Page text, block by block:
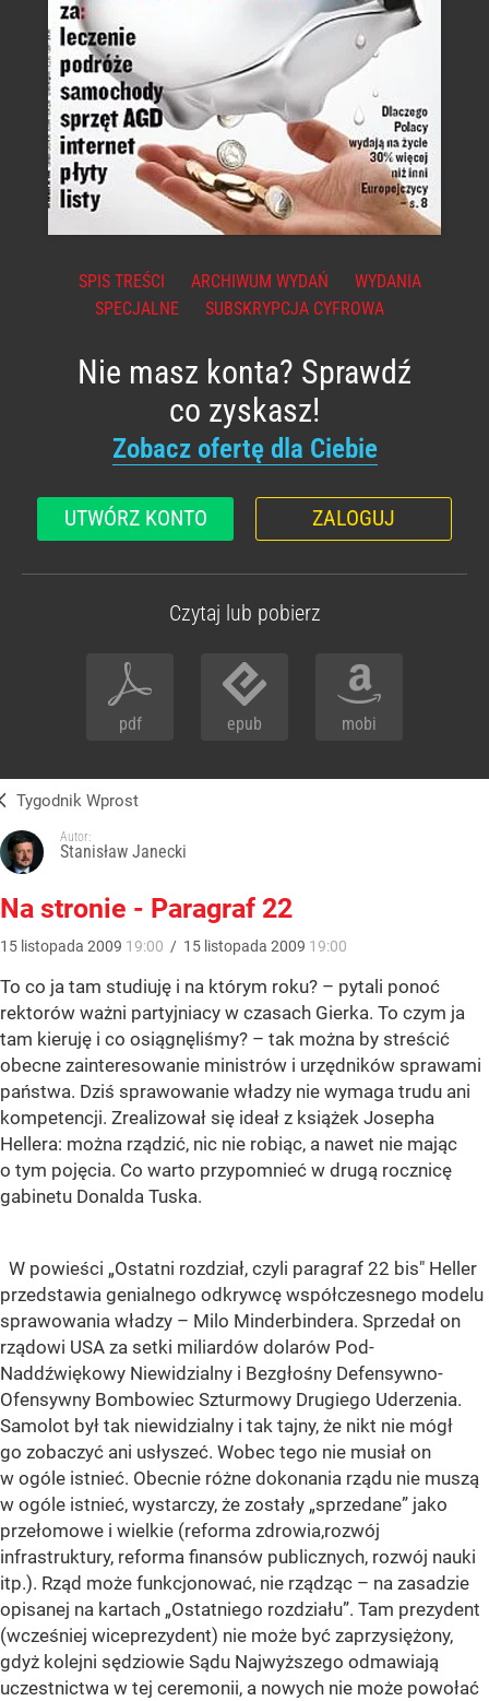
SPIS TREŚCI ARCHIWUM WYDAŃ
WYDANIA
SPECJALNE
SUBSKRYPCJA CYFROWA
Nie masz konta? Sprawdź
co zyskasz!
Zobacz ofertę dla Ciebie
UTWÓRZ KONTO ZALOGUJ
Czytaj lub pobierz
pdf epub mobi
Tygodnik Wprost
Autor:
Stanisław Janecki
Na stronie - Paragraf 22
15 listopada 2009 19:00 / 15 listopada 2009 19:00
To co ja tam studiuję i na którym roku? – pytali ponoć
rektorów ważni partyjniacy w czasach Gierka. To czym ja
tam kieruję i co osiągnęliśmy? – tak można by streścić
obecne zainteresowanie ministrów i urzędników sprawami
państwa. Dziś sprawowanie władzy nie wymaga trudu ani
kompetencji. Zrealizował się ideał z książek Josepha
Hellera: można rządzić, nic nie robiąc, a nawet nie mając
o tym pojęcia. Co warto przypomnieć w drugą rocznicę
gabinetu Donalda Tuska.
W powieści „Ostatni rozdział, czyli paragraf 22 bis" Heller
przedstawia genialnego odkrywcę współczesnego modelu
sprawowania władzy – Milo Minderbindera. Sprzedał on
rządowi USA za setki miliardów dolarów Pod-
Naddźwiękowy Niewidzialny i Bezgłośny Defensywno-
Ofensywny Bombowiec Szturmowy Drugiego Uderzenia.
Samolot był tak niewidzialny i tak tajny, że nikt nie mógł
go zobaczyć ani usłyszeć. Wobec tego nie musiał on
w ogóle istnieć. Obecnie różne dokonania rządu nie muszą
w ogóle istnieć, wystarczy, że zostały „sprzedane” jako
przełomowe i wielkie (reforma zdrowia,rozwój
infrastruktury, reforma finansów publicznych, rozwój nauki
itp.). Rząd może funkcjonować, nie rządząc – na zasadzie
opisanej na kartach „Ostatniego rozdziału”. Tam prezydent
(wcześniej wiceprezydent) nie może być zaprzysiężony,
gdyż kolejni sędziowie Sądu Najwyższego odmawiają
uczestnictwa w tej ceremonii, a nowych nie może powołać